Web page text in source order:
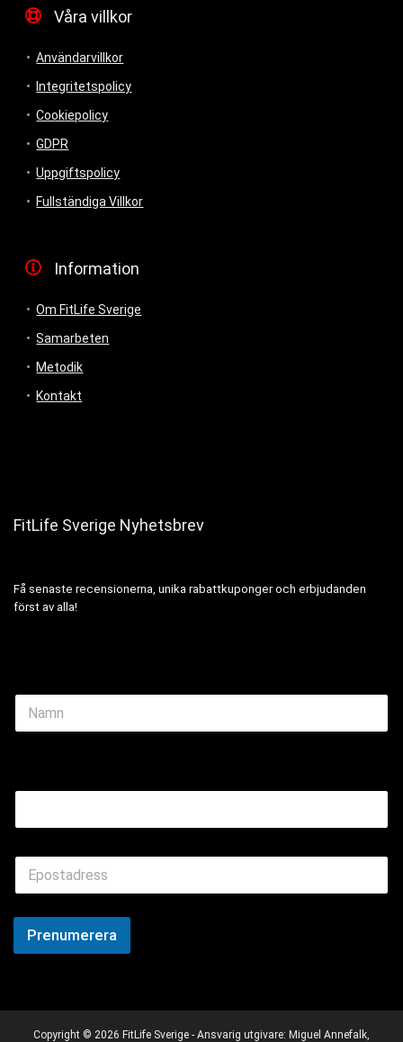
Våra villkor
Användarvillkor
Integritetspolicy
Cookiepolicy
GDPR
Uppgiftspolicy
Fullständiga Villkor
Information
Om FitLife Sverige
Samarbeten
Metodik
Kontakt
FitLife Sverige Nyhetsbrev
Få senaste recensionerna, unika rabattkuponger och erbjudanden
först av alla!
N
m
E
a
i
*
Prenumerera
Copyright © 2026 FitLife Sverige - Ansvarig utgivare: Miguel Annefalk,